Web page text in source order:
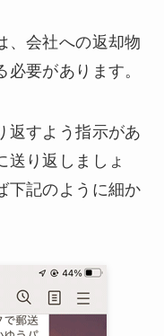
、会社への返却物
要があります。
返すよう指示があ
送り返しましょ
下記のように細か